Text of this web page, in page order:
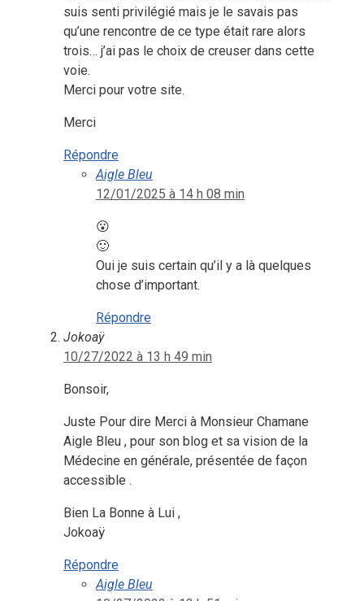
suis senti privilégié mais je le savais pas
qu’une rencontre de ce type était rare alors
trois… j’ai pas le choix de creuser dans cette
voie.
Merci pour votre site.
Merci
Répondre
Aigle Bleu
12/01/2025 à 14 h 08 min
😮
🙂
Oui je suis certain qu’il y a là quelques
chose d’important.
Répondre
Jokoaÿ
10/27/2022 à 13 h 49 min
Bonsoir,
Juste Pour dire Merci à Monsieur Chamane
Aigle Bleu , pour son blog et sa vision de la
Médecine en générale, présentée de façon
accessible .
Bien La Bonne à Lui ,
Jokoaÿ
Répondre
Aigle Bleu